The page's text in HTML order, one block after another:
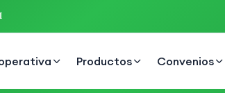
Productos Convenios